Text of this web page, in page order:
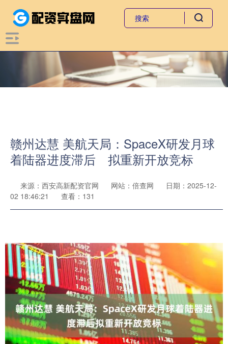
赣州达慧 美航天局：SpaceX研发月球
着陆器进度滞后 拟重新开放竞标
来源：西安高新配资官网 网站：倍查网
日期：2025-12-
02 18:46:21
查看：131